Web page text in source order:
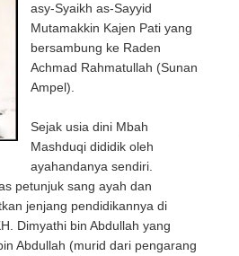
asy-Syaikh as-Sayyid
Mutamakkin Kajen Pati yang
bersambung ke Raden
Achmad Rahmatullah (Sunan
Ampel).
Sejak usia dini Mbah
Mashduqi dididik oleh
ayahandanya sendiri.
petunjuk sang ayah dan
jenjang pendidikannya di
Dimyathi bin Abdullah yang
Abdullah (murid dari pengarang